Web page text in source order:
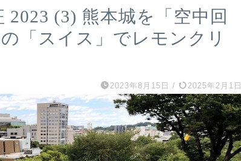
2023 (3) 熊本城を「空中回
「スイス」でレモンクリ
2023年8月15日 / 2025年2月1日